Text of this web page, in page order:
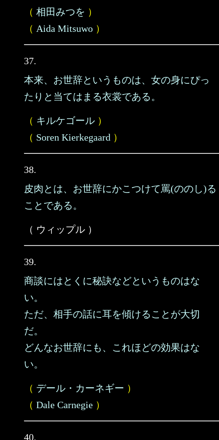
（ 相田みつを ）
（ Aida Mitsuwo ）
37.
本来、お世辞というものは、女の身にぴっ
たりと当てはまる衣裳である。
（ キルケゴール ）
（ Soren Kierkegaard ）
38.
皮肉とは、お世辞にかこつけて罵(ののし)る
ことである。
（ ウィップル ）
39.
商談にはとくに秘訣などというものはな
い。
ただ、相手の話に耳を傾けることが大切
だ。
どんなお世辞にも、これほどの効果はな
い。
（ デール・カーネギー ）
（ Dale Carnegie ）
40.